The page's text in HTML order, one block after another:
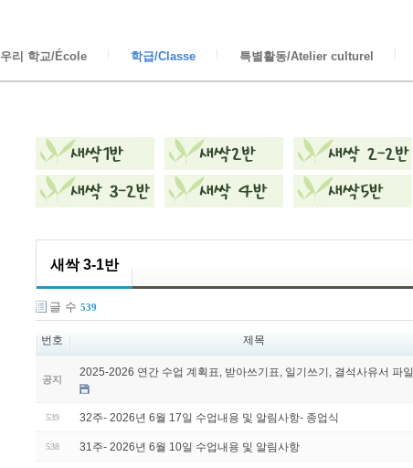
우리 학교/École 학급/Classe 특별활동/Atelier culturel
새싹 3-1반
글 수 539
번호 제목
공지
2025-2026 연간 수업 계획표, 받아쓰기표, 일기쓰기, 결석사유서 파일
539 32주- 2026년 6월 17일 수업내용 및 알림사항- 종업식
538 31주- 2026년 6월 10일 수업내용 및 알림사항